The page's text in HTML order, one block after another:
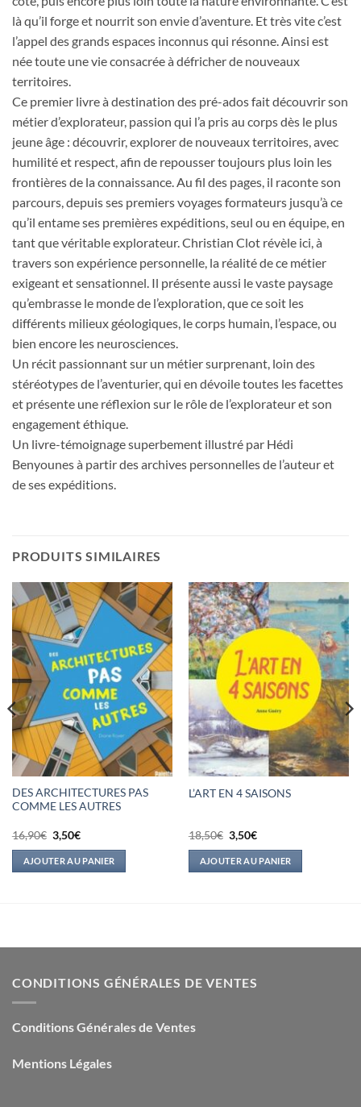
là qu’il forge et nourrit son envie d’aventure. Et très vite c’est
l’appel des grands espaces inconnus qui résonne. Ainsi est
née toute une vie consacrée à défricher de nouveaux
territoires.
Ce premier livre à destination des pré-ados fait découvrir son
métier d’explorateur, passion qui l’a pris au corps dès le plus
jeune âge : découvrir, explorer de nouveaux territoires, avec
humilité et respect, afin de repousser toujours plus loin les
frontières de la connaissance. Au fil des pages, il raconte son
parcours, depuis ses premiers voyages formateurs jusqu’à ce
qu’il entame ses premières expéditions, seul ou en équipe, en
tant que véritable explorateur. Christian Clot révèle ici, à
travers son expérience personnelle, la réalité de ce métier
exigeant et sensationnel. Il présente aussi le vaste paysage
qu’embrasse le monde de l’exploration, que ce soit les
différents milieux géologiques, le corps humain, l’espace, ou
bien encore les neurosciences.
Un récit passionnant sur un métier surprenant, loin des
stéréotypes de l’aventurier, qui en dévoile toutes les facettes
et présente une réflexion sur le rôle de l’explorateur et son
engagement éthique.
Un livre-témoignage superbement illustré par Hédi
Benyounes à partir des archives personnelles de l’auteur et
de ses expéditions.
PRODUITS SIMILAIRES
DES ARCHITECTURES PAS
COMME LES AUTRES
16,90€ Le
prix
initial
était :
16,90€.
3,50€Le
actuel
est :
3,50€.
AJOUTER AU PANIER
L’ART EN 4 SAISONS
18,50€ Le
prix
initial
était :
18,50€.
3,50€Le
actuel
est :
3,50€.
AJOUTER AU PANIER
CONDITIONS GÉNÉRALES DE VENTES
Conditions Générales de Ventes
Mentions Légales